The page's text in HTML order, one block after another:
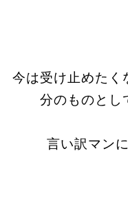
今は受け止めたく
分のものとし
言い訳マン